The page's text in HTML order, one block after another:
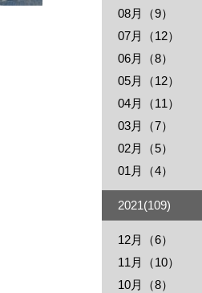
08月（9）
07月（12）
06月（8）
05月（12）
04月（11）
03月（7）
02月（5）
01月（4）
2021(109)
12月（6）
11月（10）
10月（8）